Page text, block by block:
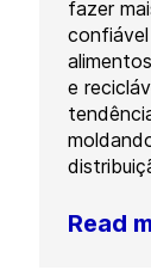
fazer
e
Read